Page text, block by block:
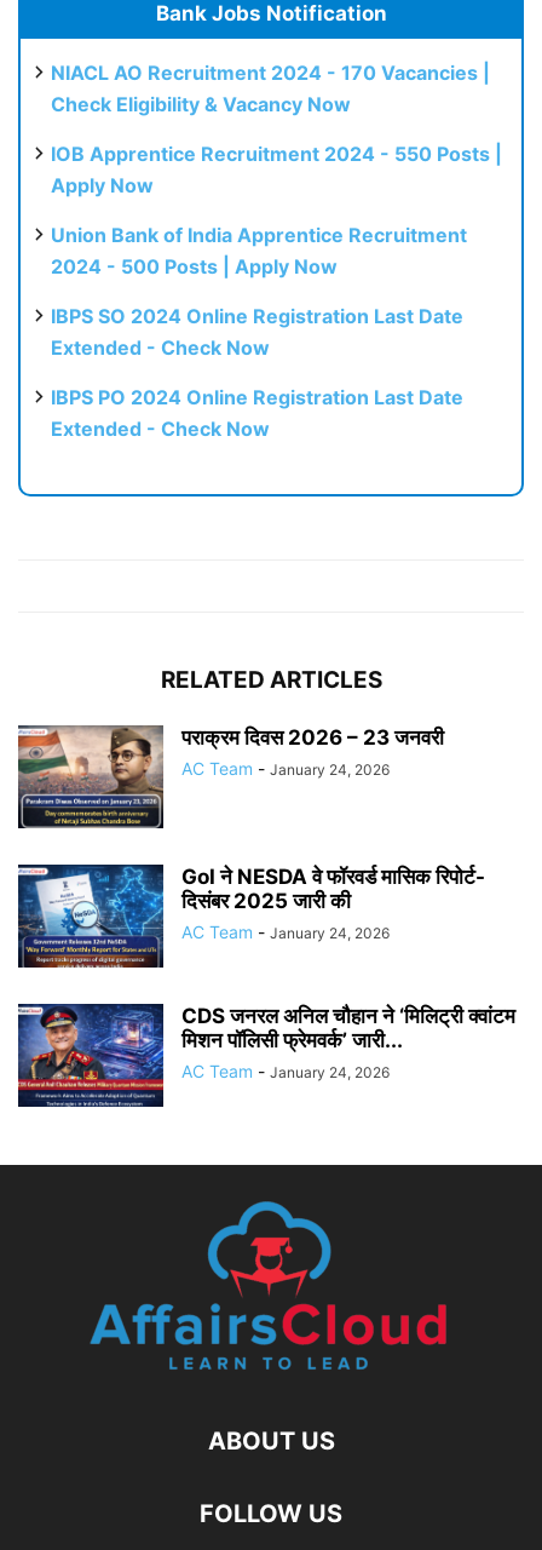
Bank Jobs Notification
NIACL AO Recruitment 2024 - 170 Vacancies |
Check Eligibility & Vacancy Now
IOB Apprentice Recruitment 2024 - 550 Posts |
Apply Now
Union Bank of India Apprentice Recruitment
2024 - 500 Posts | Apply Now
IBPS SO 2024 Online Registration Last Date
Extended - Check Now
IBPS PO 2024 Online Registration Last Date
Extended - Check Now
RELATED ARTICLES
पराक्रम दिवस 2026 – 23 जनवरी
AC Team - January 24, 2026
GoI ने NESDA वे फॉरवर्ड मासिक रिपोर्ट-
दिसंबर 2025 जारी की
AC Team - January 24, 2026
CDS जनरल अनिल चौहान ने ‘मिलिट्री क्वांटम
मिशन पॉलिसी फ्रेमवर्क’ जारी...
AC Team - January 24, 2026
ABOUT US
FOLLOW US